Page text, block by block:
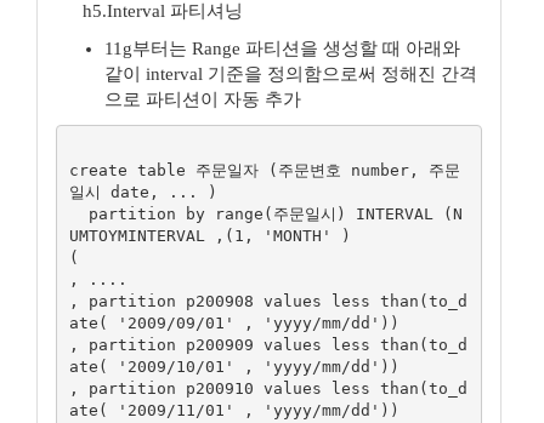
h5.Interval 파티셔닝
11g부터는 Range 파티션을 생성할 때 아래와
같이 interval 기준을 정의함으로써 정해진 간격
으로 파티션이 자동 추가
create table 주문일자 (주문변호 number, 주문
일시 date, ... )
UMTOYMINTERVAL ,(1, 'MONTH' )
(
, ....
, partition p200908 values less than(to_d
ate( '2009/09/01' , 'yyyy/mm/dd'))
, partition p200909 values less than(to_d
ate( '2009/10/01' , 'yyyy/mm/dd'))
, partition p200910 values less than(to_d
ate( '2009/11/01' , 'yyyy/mm/dd'))